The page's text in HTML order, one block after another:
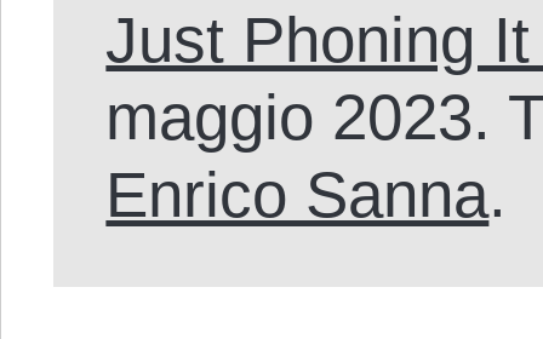
Just Phoning
maggio 2023.
Enrico Sanna.